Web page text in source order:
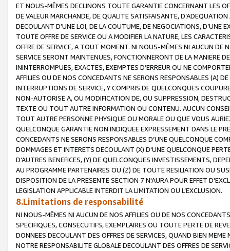
ET NOUS-MÊMES DECLINONS TOUTE GARANTIE CONCERNANT LES
DE VALEUR MARCHANDE, DE QUALITE SATISFAISANTE,
DECOULANT D’UNE LOI, DE LA COUTUME, DE NEGOCIATIONS, D’UNE
TOUTE OFFRE DE SERVICE OU A MODIFIER LA NATURE, LES
OFFRE DE SERVICE, A TOUT MOMENT. NI NOUS-MÊMES NI AUCUN DE
SERVICE SERONT MAINTENUES, FONCTIONNERONT DE LA MANIERE
ININTERROMPUES, EXACTES, EXEMPTES D’ERREUR OU NE
AFFILIES OU DE NOS CONCEDANTS NE SERONS RESPONSABLES (A)
INTERRUPTIONS DE SERVICE, Y COMPRIS DE QUELCONQUES
NON-AUTORISE A, OU MODIFICATION DE, OU SUPPRESSION,
TEXTE OU TOUT AUTRE INFORMATION OU CONTENU. AUCUN
TOUT AUTRE PERSONNE PHYSIQUE OU MORALE OU QUE VOUS
QUELCONQUE GARANTIE NON INDIQUEE EXPRESSEMENT DANS LE
CONCEDANTS NE SERONS RESPONSABLES D’UNE QUELCONQUE
DOMMAGES ET INTERETS DECOULANT (X) D'UNE QUELCONQUE
D'AUTRES BENEFICES, (Y) DE QUELCONQUES INVESTISSEMENTS,
AU PROGRAMME PARTENAIRES OU (Z) DE TOUTE RESILIATION OU
DISPOSITION DE LA PRESENTE SECTION 7 N'AURA POUR EFFET
LEGISLATION APPLICABLE INTERDIT LA LIMITATION OU L’EXCLUSION.
8.Limitations de responsabilité
NI NOUS-MÊMES NI AUCUN DE NOS AFFILIES OU DE NOS
SPECIFIQUES, CONSECUTIFS, EXEMPLAIRES OU TOUTE PERTE DE
DONNEES DECOULANT DES OFFRES DE SERVICES, QUAND BIEN
NOTRE RESPONSABILITE GLOBALE DECOULANT DES OFFRES DE